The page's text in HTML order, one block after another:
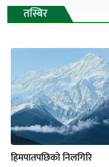
हिमपातपछिको निलगिरि